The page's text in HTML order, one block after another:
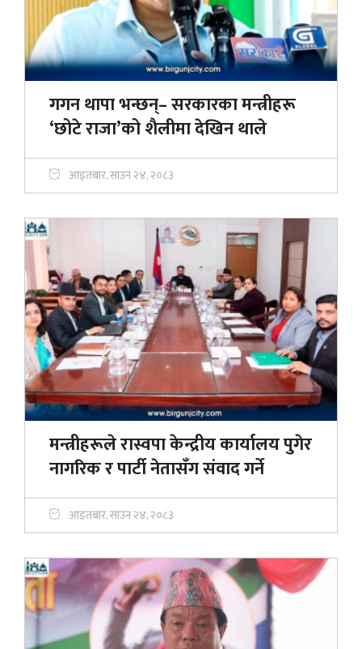
गगन थापा भन्छन्– सरकारका मन्त्रीहरू
‘छोटे राजा’को शैलीमा देखिन थाले
आइतबार, साउन २४, २०८३
मन्त्रीहरूले रास्वपा केन्द्रीय कार्यालय पुगेर
नागरिक र पार्टी नेतासँग संवाद गर्ने
आइतबार, साउन २४, २०८३